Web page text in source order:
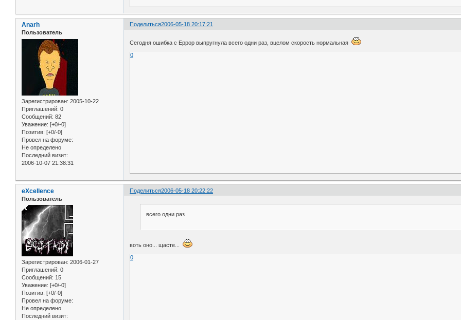
Поделиться2006-05-18 20:17:21
Anarh
Пользователь
Зарегистрирован: 2005-10-22
Приглашений: 0
Сообщений: 82
Уважение: [+0/-0]
Позитив: [+0/-0]
Провел на форуме:
Не определено
Последний визит:
2006-10-07 21:38:31
Сегодня ошибка с Еррор выпругнула всего одни раз, вцелом скорость нормальная
0
Поделиться2006-05-18 20:22:22
eXcellence
Пользователь
Зарегистрирован: 2006-01-27
Приглашений: 0
Сообщений: 15
Уважение: [+0/-0]
Позитив: [+0/-0]
Провел на форуме:
Не определено
Последний визит:
всего одни раз
воть оно... щасте...
0